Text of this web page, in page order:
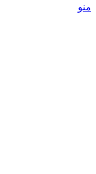
منو